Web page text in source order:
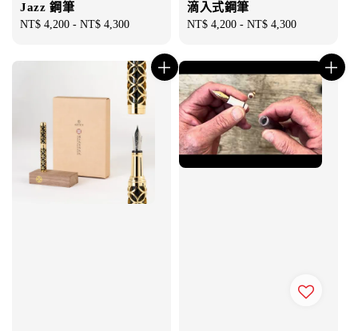
Jazz 鋼筆
Regular
NT$ 4,200 - NT$ 4,300
滴入式鋼筆
Regular
NT$ 4,200 - NT$ 4,300